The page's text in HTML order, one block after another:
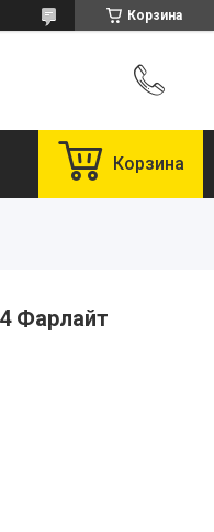
Корзина
Корзина
Фарлайт